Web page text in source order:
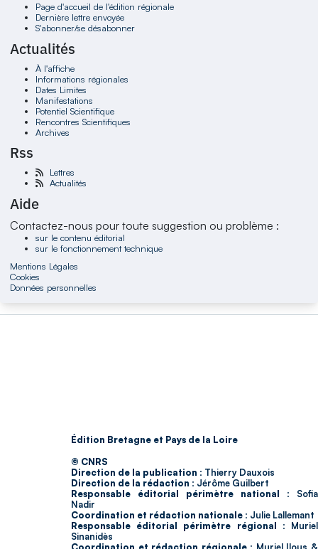
Page d'accueil de l'édition régionale
Dernière lettre envoyée
S'abonner/se désabonner
Actualités
À l'affiche
Informations régionales
Dates Limites
Manifestations
Potentiel Scientifique
Rencontres Scientifiques
Archives
Rss
Lettres
Actualités
Aide
Contactez-nous pour toute suggestion ou problème :
sur le contenu éditorial
sur le fonctionnement technique
Mentions Légales
Cookies
Données personnelles
Édition Bretagne et Pays de la Loire
© CNRS
Direction de la publication : Thierry Dauxois
Direction de la rédaction : Jérôme Guilbert
Responsable éditorial périmètre national : Sofia
Nadir
Coordination et rédaction nationale : Julie Lallemant
Responsable éditorial périmètre régional : Muriel
Sinanidès